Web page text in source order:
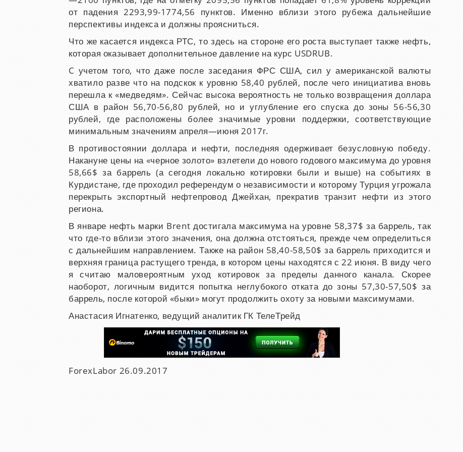
от падения 2293,99-1774,56 пунктов. Именно вблизи этого рубежа дальнейшие
перспективы индекса и должны проясниться.
Что же касается индекса РТС, то здесь на стороне его роста выступает также нефть,
которая оказывает дополнительное давление на курс USDRUB.
C учетом того, что даже после заседания ФРС США, сил у американской валюты
хватило разве что на подскок к уровню 58,40 рублей, после чего инициатива вновь
перешла к «медведям». Сейчас высока вероятность не только возвращения доллара
США в район 56,70-56,80 рублей, но и углубление его спуска до зоны 56-56,30
рублей, где расположены более значимые уровни поддержки, соответствующие
минимальным значениям апреля—июня 2017г.
В противостоянии доллара и нефти, последняя одерживает безусловную победу.
Накануне цены на «черное золото» взлетели до нового годового максимума до уровня
58,66$ за баррель (а сегодня локально котировки были и выше) на событиях в
Курдистане, где проходил референдум о независимости и которому Турция угрожала
перекрыть экспортный нефтепровод Джейхан, прекратив транзит нефти из этого
региона.
В январе нефть марки Brent достигала максимума на уровне 58,37$ за баррель, так
что где-то вблизи этого значения, она должна отстояться, прежде чем определиться
с дальнейшим направлением. Также на район 58,40-58,50$ за баррель приходится и
верхняя граница растущего тренда, в котором цены находятся с 22 июня. В виду чего
я считаю маловероятным уход котировок за пределы данного канала. Скорее
наоборот, логичным видится попытка неглубокого отката до зоны 57,30-57,50$ за
баррель, после которой «быки» могут продолжить охоту за новыми максимумами.
Анастасия Игнатенко, ведущий аналитик ГК ТелеТрейд
ForexLabor 26.09.2017